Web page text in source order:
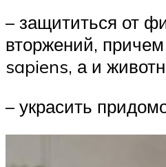
– защититься от
вторжений,
sapiens, а и
– украсить